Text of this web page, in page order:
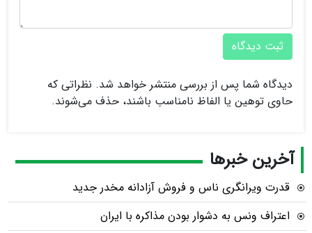
ثبت دیدگاه
دیدگاه شما پس از بررسی منتشر خواهد شد. نظراتی که
حاوی توهین یا الفاظ نامناسب باشند، حذف می‌شوند.
آخرین خبرها
قدرت ویرانگری ناس و فروش آزادانه مخدر جدید
اعتراف ونس به دشوار بودن مذاکره با ایران